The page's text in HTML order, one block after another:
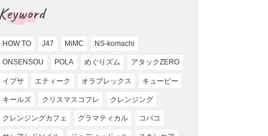
HOW TO J47 MiMC NS-komachi
ONSENSOU POLA めぐりズム アタックZERO
イプサ エティーク オラプレックス キューピー
キールズ クリスマスコフレ クレンジング
クレンジングカフェ グラマティカル コバコ